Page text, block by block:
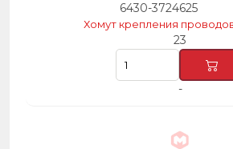
6430-3724625
Хомут крепления
23
-